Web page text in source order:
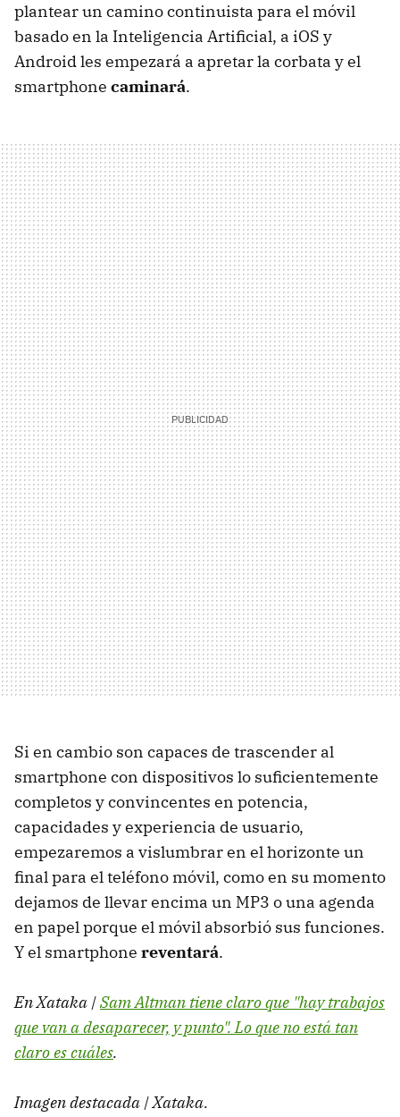
plantear un camino continuista para el móvil
basado en la Inteligencia Artificial, a iOS y
Android les empezará a apretar la corbata y el
smartphone caminará.
Si en cambio son capaces de trascender al
smartphone con dispositivos lo suficientemente
completos y convincentes en potencia,
capacidades y experiencia de usuario,
empezaremos a vislumbrar en el horizonte un
final para el teléfono móvil, como en su momento
dejamos de llevar encima un MP3 o una agenda
en papel porque el móvil absorbió sus funciones.
Y el smartphone reventará.
En Xataka |Sam Altman tiene claro que "hay trabajos
que van a desaparecer, y punto". Lo que no está tan
claro es cuáles.
Imagen destacada | Xataka.